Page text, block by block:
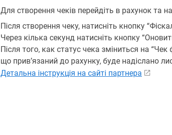
Для створення чеків перейдіть в рахунок та
Після створення чеку, натисніть кнопку
Через кілька секунд натисніть кнопку
Після того, как статус чека зміниться на
що прив’язаний до рахунку, буде надіслано
Детальна інструкція на сайті партнера